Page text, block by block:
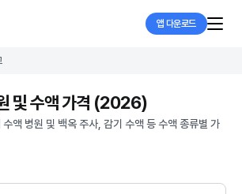
앱 다운로드
및 수액 가격 (2026)
액 병원 및 백옥 주사, 감기 수액 등 수액 종류별 가